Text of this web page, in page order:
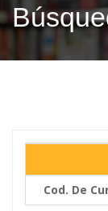
Cod. De